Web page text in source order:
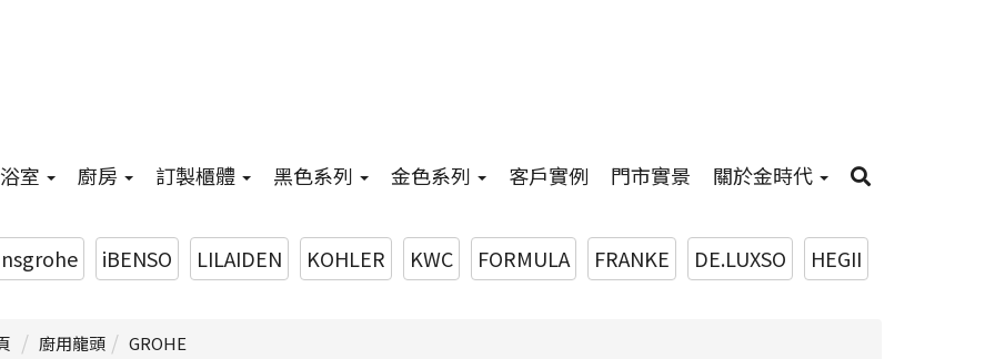
浴室 廚房 訂製櫃體 黑色系列 金色系列 客戶實例 門市實景 關於金時代
iBENSO LILAIDEN KOHLER KWC FORMULA FRANKE DE.LUXSO HEGII
廚用龍頭 GROHE